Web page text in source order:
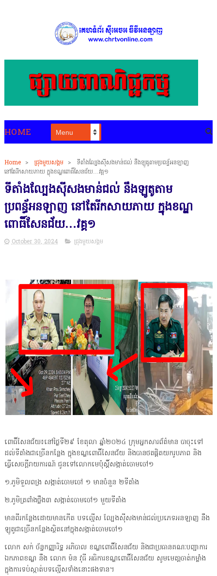
HOME
Home > ជ្រុងមួយសង្គម >
ទីតាំងល្បែងស៊ីសងមាន់ជល់ នឹងឡូតូតាមប្រពន្ធ័អនឡាញ
នៅតែរីកសាយភាយ ក្នុងខណ្ឌពោធិ៍សែនជ័យ…វគ្គ១
ទីតាំងល្បែងស៊ីសងមាន់ជល់ នឹងឡូតូតាម
ប្រពន្ធ័អនឡាញ នៅតែរីកសាយភាយ ក្នុងខណ្ឌ
ពោធិ៍សែនជ័យ…វគ្គ១
October 30, 2024 ជ្រុងមួយសង្គម
ពោធិ៍សែនជ័យ៖នៅថ្ងៃទី២៩ ខែតុលា ឆ្នាំ២០២៤ ក្រុមអ្នកសារព័ត៌មាន បាចុះទៅ
ដល់ទីតាំងជាច្រើនកន្លែង ក្នុងខណ្ឌពោធិ៍សែនជ័យ និងបានថតផ្តិតយករូបភាព និង
ធ្វើសេចក្តីរាយការណ៍ ជូនទៅលោកមេប៉ុស្តិ៍សង្កាត់ចោមចៅ១
១.ភូមិទួលពង្រ សង្កាត់ចោមចៅ ១ មានចំនួន ២ទីតាំង
២.ភូមិត្រពាំងថ្លឹង៣ សង្កាត់ចោមចៅ១ មួយទីតាំង
មានពីរកន្លែងដោយមានកើត បទល្មើស ល្បែងស៊ីសងមាន់ជល់ប្រភេទអនឡាញ នឹង
ឡូតូជាច្រើនកន្លែងស្ថិតនៅក្នុងសង្កាត់ចោមចៅ១
លោក សក់ ច័ន្ទកញ្ញារិទ្ឋ អភិបាល ខណ្ឌពោធិ៍សែនជ័យ និងជាប្រធានគណៈបញ្ជាការ
ឯកភាពខណ្ឌ នឹង លោក ម៉ន វុធី អធិការខណ្ឌពោធិ៍សែនជ័យ សូមមេតា្តចាត់កម្លាំង
ក្នុងការទប់ស្កាត់បទល្មើសទាំងនោះផងទាន។